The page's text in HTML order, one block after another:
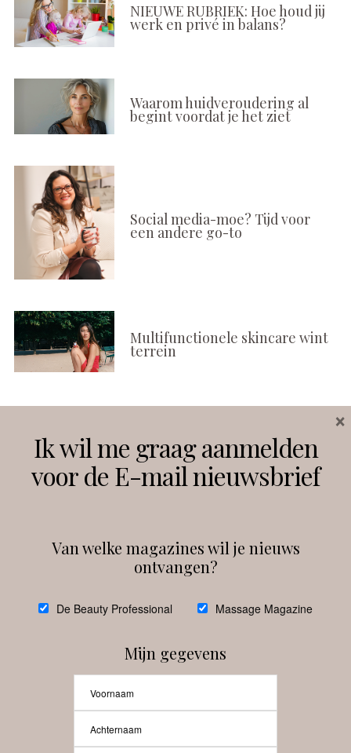
NIEUWE RUBRIEK: Hoe houd jij
werk en privé in balans?
Waarom huidveroudering al
begint voordat je het ziet
Social media-moe? Tijd voor
een andere go-to
Multifunctionele skincare wint
terrein
Instagram Facebook
debeautyprofessional
Ik wil me graag aanmelden
voor de E-mail nieuwsbrief
Van welke magazines wil je nieuws
ontvangen?
De Beauty Professional Massage Magazine
Mijn gegevens
×